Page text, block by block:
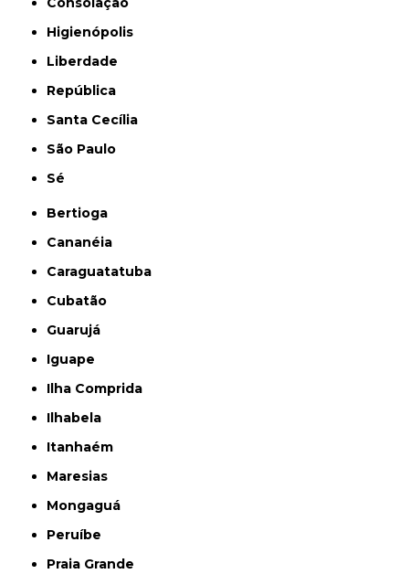
Higienópolis
Liberdade
República
Santa Cecília
São Paulo
Sé
Bertioga
Cananéia
Caraguatatuba
Cubatão
Guarujá
Iguape
Ilha Comprida
Ilhabela
Itanhaém
Maresias
Mongaguá
Peruíbe
Praia Grande